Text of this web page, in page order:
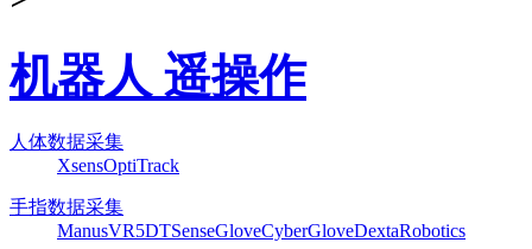
机器人 遥操作
人体数据采集
XsensOptiTrack
手指数据采集
ManusVR5DTSenseGloveCyberGloveDextaRobotics